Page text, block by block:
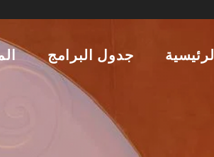
الرئيسية جدول البرامج